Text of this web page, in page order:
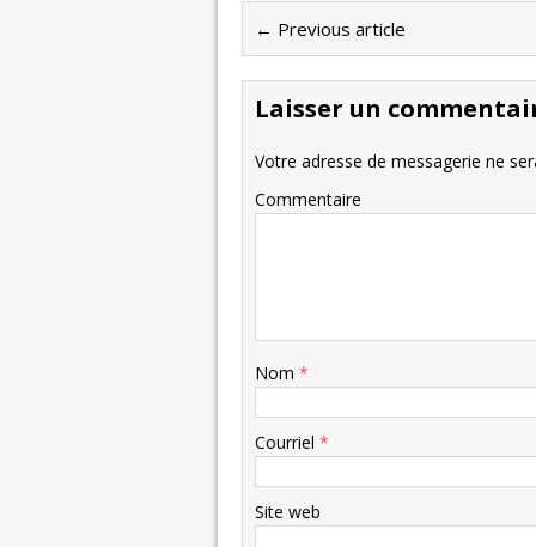
← Previous article
Laisser un
Votre adresse de messagerie ne
Commentaire
Nom *
Courriel *
Site web